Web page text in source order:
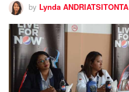
by Lynda ANDRIATSITONTA